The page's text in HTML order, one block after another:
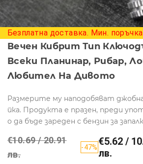
Безплатна доставка. Мин.
Вечен Кибрит Тип
Всеки Планинар, Рибар,
Любител На Дивото
Размерите му наподобяват
йка. Продукта е празен, преди
о да бъде зареден с бензин за
€10.69 / 20.91
лв.
-47%€5.62 /
лв.